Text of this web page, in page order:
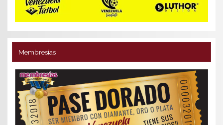
Membresías